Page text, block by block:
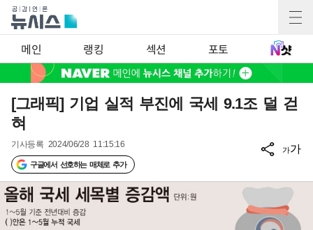
메인 랭킹 섹션 포토
[그래픽] 기업 실적 부진에 국세 9.1조 덜 걷
혀
기사등록 2024/06/28 11:15:16
구글에서 선호하는 매체로 추가
가가